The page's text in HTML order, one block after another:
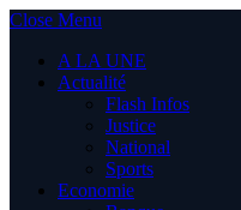
Close Menu
A LA UNE
Actualité
Flash Infos
Justice
National
Sports
Economie